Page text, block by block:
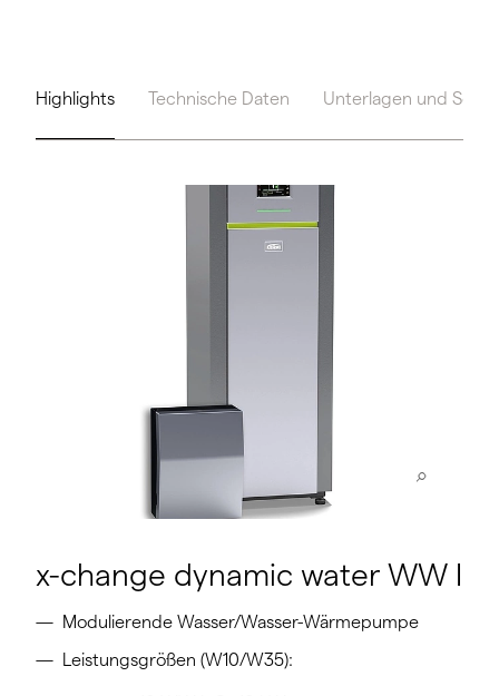
Highlights Technische Daten Unterlagen und
x-change dynamic water WW I
Modulierende Wasser/Wasser-Wärmepumpe
Leistungsgrößen (W10/W35):